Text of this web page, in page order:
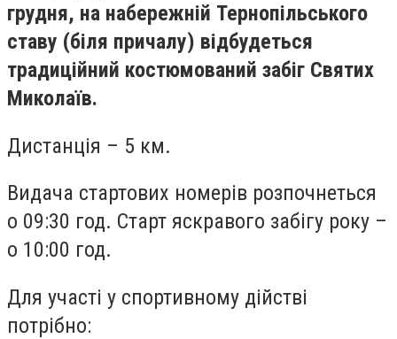
грудня, на набережній Тернопільського
ставу (біля причалу) відбудеться
традиційний костюмований забіг Святих
Миколаїв.
Дистанція – 5 км.
Видача стартових номерів розпочнеться
о 09:30 год. Старт яскравого забігу року –
о 10:00 год.
Для участі у спортивному дійстві
потрібно: